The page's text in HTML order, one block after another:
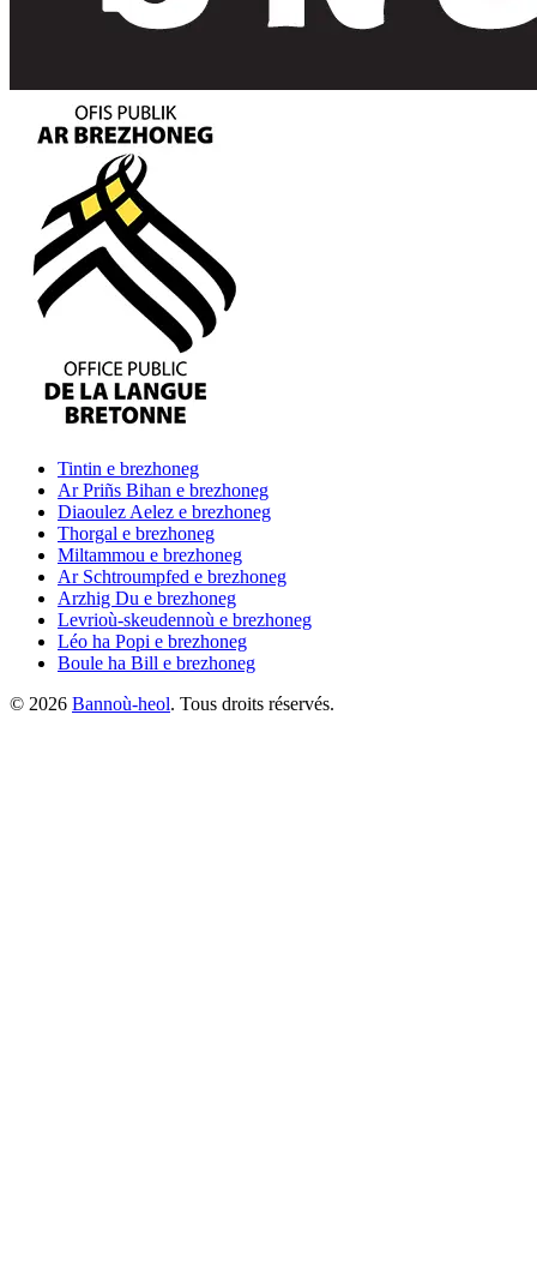
Tintin e brezhoneg
Ar Priñs Bihan e brezhoneg
Diaoulez Aelez e brezhoneg
Thorgal e brezhoneg
Miltammou e brezhoneg
Ar Schtroumpfed e brezhoneg
Arzhig Du e brezhoneg
Levrioù-skeudennoù e brezhoneg
Léo ha Popi e brezhoneg
Boule ha Bill e brezhoneg
© 2026 Bannoù-heol. Tous droits réservés.